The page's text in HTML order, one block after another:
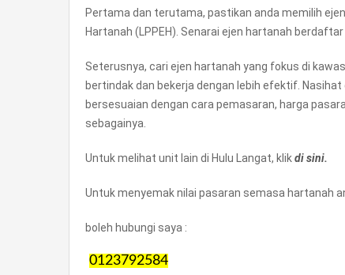
Pertama dan terutama, pastikan anda memilih
Hartanah (LPPEH). Senarai ejen hartanah
Seterusnya, cari ejen hartanah yang fokus di
bertindak dan bekerja dengan lebih efektif.
bersesuaian dengan cara pemasaran, harga
sebagainya.
Untuk melihat unit lain di Hulu Langat, klikdi sini.
Untuk menyemak nilai pasaran semasa hartanah
boleh hubungi saya :
0123792584